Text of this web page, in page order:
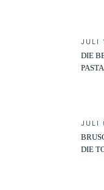
JULI
DIE
PASTA
JULI
DIE